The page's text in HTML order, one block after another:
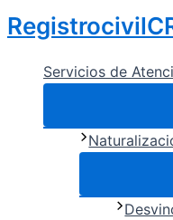
Ir
al
contenidoServicios de